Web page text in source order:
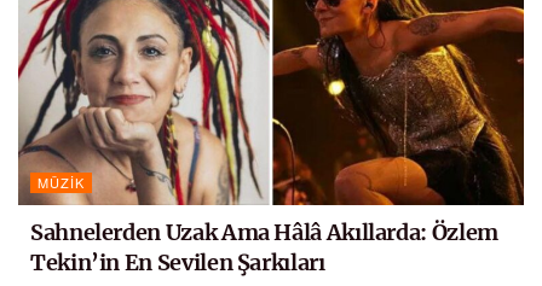
MÜZIK
Sahnelerden Uzak Ama Hâlâ Akıllarda: Özlem
Tekin’in En Sevilen Şarkıları